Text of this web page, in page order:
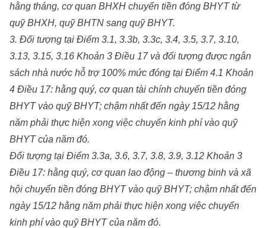
hằng tháng, cơ quan BHXH chuyển tiền đóng BHYT từ
quỹ BHXH, quỹ BHTN sang quỹ BHYT.
3. Đối tượng tại Điểm 3.1, 3.3b, 3.3c, 3.4, 3.5, 3.7, 3.10,
3.13, 3.15, 3.16 Khoản 3 Điều 17 và đối tượng được ngân
sách nhà nước hỗ trợ 100% mức đóng tại Điểm 4.1 Khoản
4 Điều 17: hằng quý, cơ quan tài chính chuyển tiền đóng
BHYT vào quỹ BHYT; chậm nhất đến ngày 15/12 hằng
năm phải thực hiện xong việc chuyển kinh phí vào quỹ
BHYT của năm đó.
Đối tượng tại Điểm 3.3a, 3.6, 3.7, 3.8, 3.9, 3.12 Khoản 3
Điều 17: hằng quý, cơ quan lao động – thương binh và xã
hội chuyển tiền đóng BHYT vào quỹ BHYT; chậm nhất đến
ngày 15/12 hằng năm phải thực hiện xong việc chuyển
kinh phí vào quỹ BHYT của năm đó.